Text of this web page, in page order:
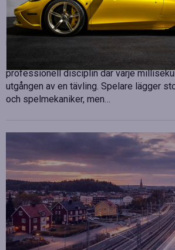
Betydelsen av snabb
sport
E-sport har utvecklats från att vara en
professionell disciplin där varje
utgången av en tävling. Spelare lägger
och spelmekaniker, men…